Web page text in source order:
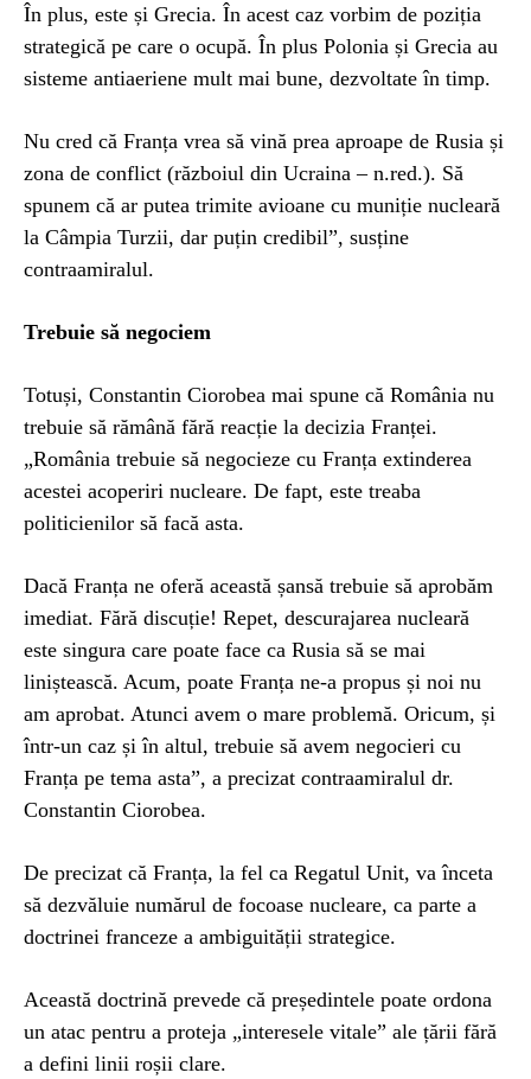
În plus, este și Grecia. În acest caz vorbim de poziția
strategică pe care o ocupă. În plus Polonia și Grecia au
sisteme antiaeriene mult mai bune, dezvoltate în timp.
Nu cred că Franța vrea să vină prea aproape de Rusia și
zona de conflict (războiul din Ucraina – n.red.). Să
spunem că ar putea trimite avioane cu muniție nucleară
la Câmpia Turzii, dar puțin credibil”, susține
contraamiralul.
Trebuie să negociem
Totuși, Constantin Ciorobea mai spune că România nu
trebuie să rămână fără reacție la decizia Franței.
„România trebuie să negocieze cu Franța extinderea
acestei acoperiri nucleare. De fapt, este treaba
politicienilor să facă asta.
Dacă Franța ne oferă această șansă trebuie să aprobăm
imediat. Fără discuție! Repet, descurajarea nucleară
este singura care poate face ca Rusia să se mai
liniștească. Acum, poate Franța ne-a propus și noi nu
am aprobat. Atunci avem o mare problemă. Oricum, și
într-un caz și în altul, trebuie să avem negocieri cu
Franța pe tema asta”, a precizat contraamiralul dr.
Constantin Ciorobea.
De precizat că Franța, la fel ca Regatul Unit, va înceta
să dezvăluie numărul de focoase nucleare, ca parte a
doctrinei franceze a ambiguității strategice.
Această doctrină prevede că președintele poate ordona
un atac pentru a proteja „interesele vitale” ale țării fără
a defini linii roșii clare.